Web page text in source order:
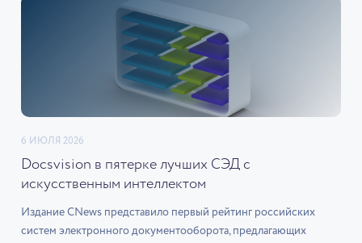
6 ИЮЛЯ 2026
Docsvision в пятерке лучших СЭД с
искусственным интеллектом
Издание CNews представило первый рейтинг российских
систем электронного документооборота, предлагающих